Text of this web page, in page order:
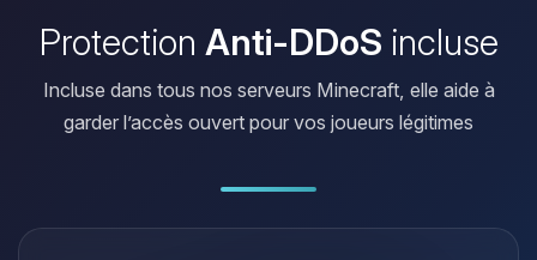
Protection Anti-DDoS incluse
Incluse dans tous nos serveurs Minecraft, elle aide à
garder l’accès ouvert pour vos joueurs légitimes